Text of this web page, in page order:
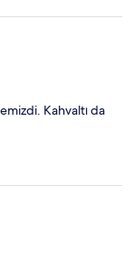
the room was so
years. I’d like to
He promptly
to a better one.
and cabinets
to the
showing only
good and worth
attention to
Kahvaltı da